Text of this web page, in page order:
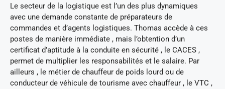
Le secteur de la logistique est l’un des plus dynamiques
avec une demande constante de préparateurs de
commandes et d’agents logistiques. Thomas accède à ces
postes de manière immédiate , mais l’obtention d’un
certificat d’aptitude à la conduite en sécurité , le CACES ,
permet de multiplier les responsabilités et le salaire. Par
ailleurs , le métier de chauffeur de poids lourd ou de
conducteur de véhicule de tourisme avec chauffeur , le VTC ,